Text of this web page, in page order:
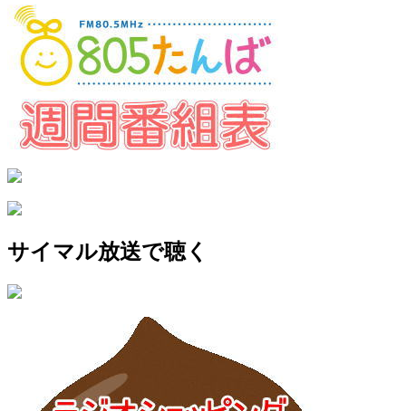
サイマル放送で聴く